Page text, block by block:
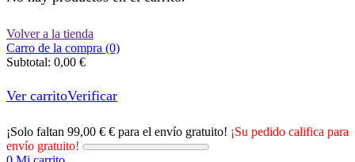
Volver a la tienda
Carro de la compra (0)
Subtotal: 0,00 €
Ver carritoVerificar
¡Solo faltan 99,00 € € para el envío gratuito! ¡Su pedido califica para
envío gratuito!